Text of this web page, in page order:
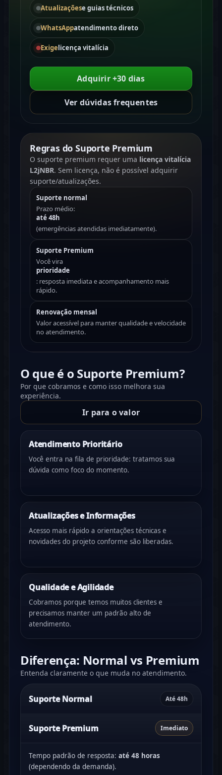
Atualizaçõese guias técnicos
WhatsAppatendimento direto
Exigelicença vitalícia
Adquirir +30 dias
Ver dúvidas frequentes
Regras do Suporte Premium
O suporte premium requer uma licença vitalícia
L2jNBR. Sem licença, não é possível adquirir
suporte/atualizações.
Suporte normal
Prazo médio:
até 48h
(emergências atendidas imediatamente).
Suporte Premium
Você vira
prioridade
: resposta imediata e acompanhamento mais
rápido.
Renovação mensal
Valor acessível para manter qualidade e velocidade
no atendimento.
O que é o Suporte Premium?
Por que cobramos e como isso melhora sua
experiência.
Ir para o valor
Atendimento Prioritário
Você entra na fila de prioridade: tratamos sua
dúvida como foco do momento.
Atualizações e Informações
Acesso mais rápido a orientações técnicas e
novidades do projeto conforme são liberadas.
Qualidade e Agilidade
Cobramos porque temos muitos clientes e
precisamos manter um padrão alto de
atendimento.
Diferença: Normal vs Premium
Entenda claramente o que muda no atendimento.
Suporte Normal Até 48h
Suporte Premium Imediato
Tempo padrão de resposta: até 48 horas
(dependendo da demanda).